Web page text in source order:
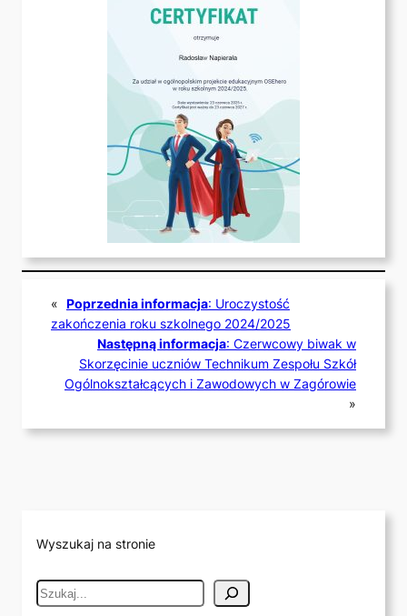
« Poprzednia informacja: Uroczystość
zakończenia roku szkolnego 2024/2025
Następną informacja: Czerwcowy biwak w
Skorzęcinie uczniów Technikum Zespołu Szkół
Ogólnokształcących i Zawodowych w Zagórowie
»
Wyszukaj na stronie
S